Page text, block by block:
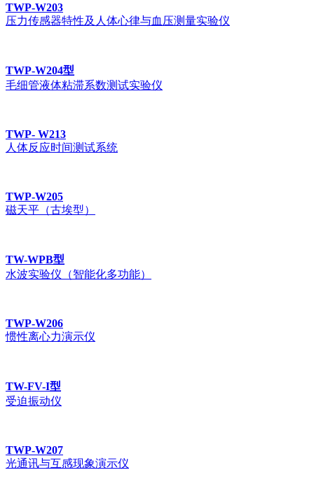
TWP-W203
压力传感器特性及人体心律与血压测量实验仪
TWP-W204型
毛细管液体粘滞系数测试实验仪
TWP- W213
人体反应时间测试系统
TWP-W205
磁天平（古埃型）
TW-WPB型
水波实验仪（智能化多功能）
TWP-W206
惯性离心力演示仪
TW-FV-I型
受迫振动仪
TWP-W207
光通讯与互感现象演示仪